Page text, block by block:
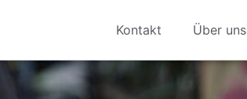
Kontakt Über uns